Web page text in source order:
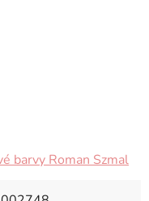
barvy Roman Szmal